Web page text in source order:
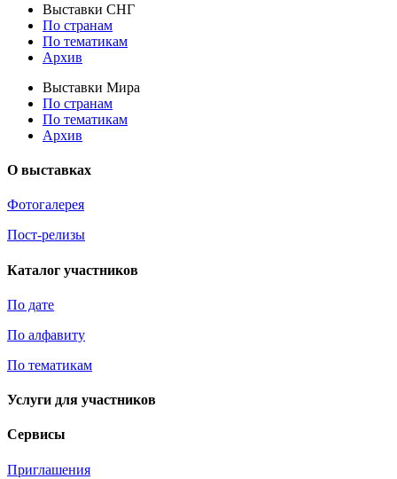
Выставки СНГ
По странам
По тематикам
Архив
Выставки Мира
По странам
По тематикам
Архив
О выставках
Фотогалерея
Пост-релизы
Каталог участников
По дате
По алфавиту
По тематикам
Услуги для участников
Сервисы
Приглашения